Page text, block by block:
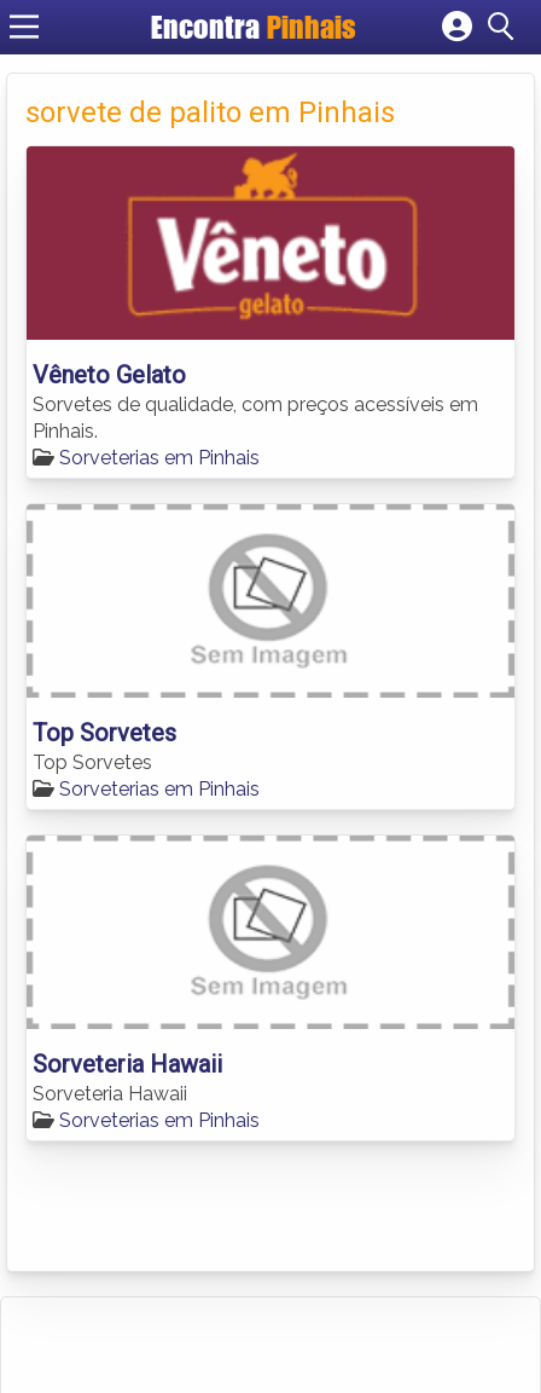
Encontra Pinhais
Cadastrar empresa
Criar conta
sorvete de palito em Pinhais
Vêneto Gelato
Sorvetes de qualidade, com preços acessíveis em
Pinhais.
Sorveterias em Pinhais
Top Sorvetes
Top Sorvetes
Sorveterias em Pinhais
Sorveteria Hawaii
Sorveteria Hawaii
Sorveterias em Pinhais